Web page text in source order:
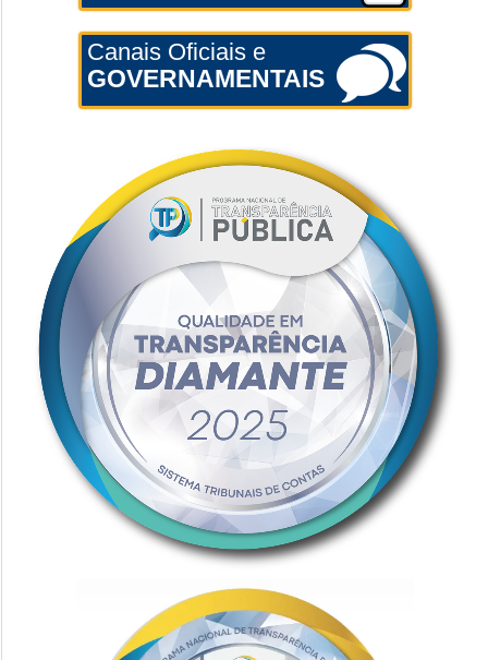
Canais Oficiais e
GOVERNAMENTAIS